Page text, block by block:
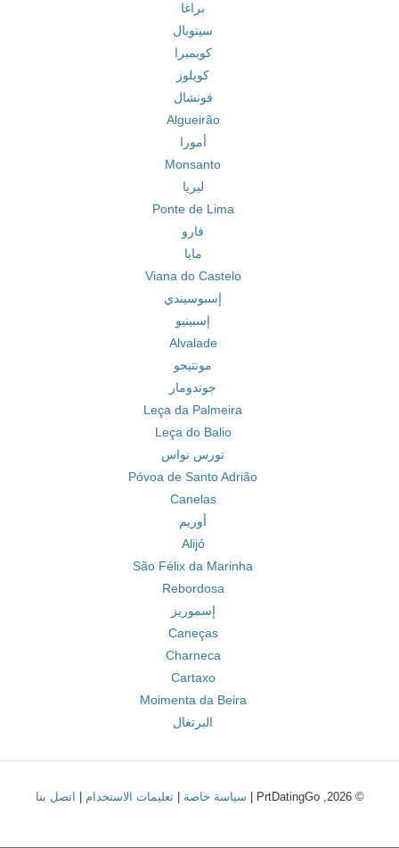
براغا
سيتوبال
كويمبرا
كويلوز
فونشال
Algueirão
أمورا
Monsanto
ليريا
Ponte de Lima
فارو
مايا
Viana do Castelo
إسبوسيندي
إسبينيو
Alvalade
مونتيجو
جوندومار
Leça da Palmeira
Leça do Balio
تورس نواس
Póvoa de Santo Adrião
Canelas
أوريم
Alijó
São Félix da Marinha
Rebordosa
إسموريز
Caneças
Charneca
Cartaxo
Moimenta da Beira
البرتغال
© 2026, PrtDatingGo | سياسة خاصة |تعليمات الاستخدام اتصل بنا